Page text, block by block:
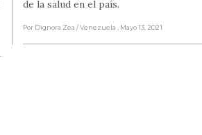
de la salud en el país.
Por Dignora Zea / Venezuela , Mayo 13, 2021